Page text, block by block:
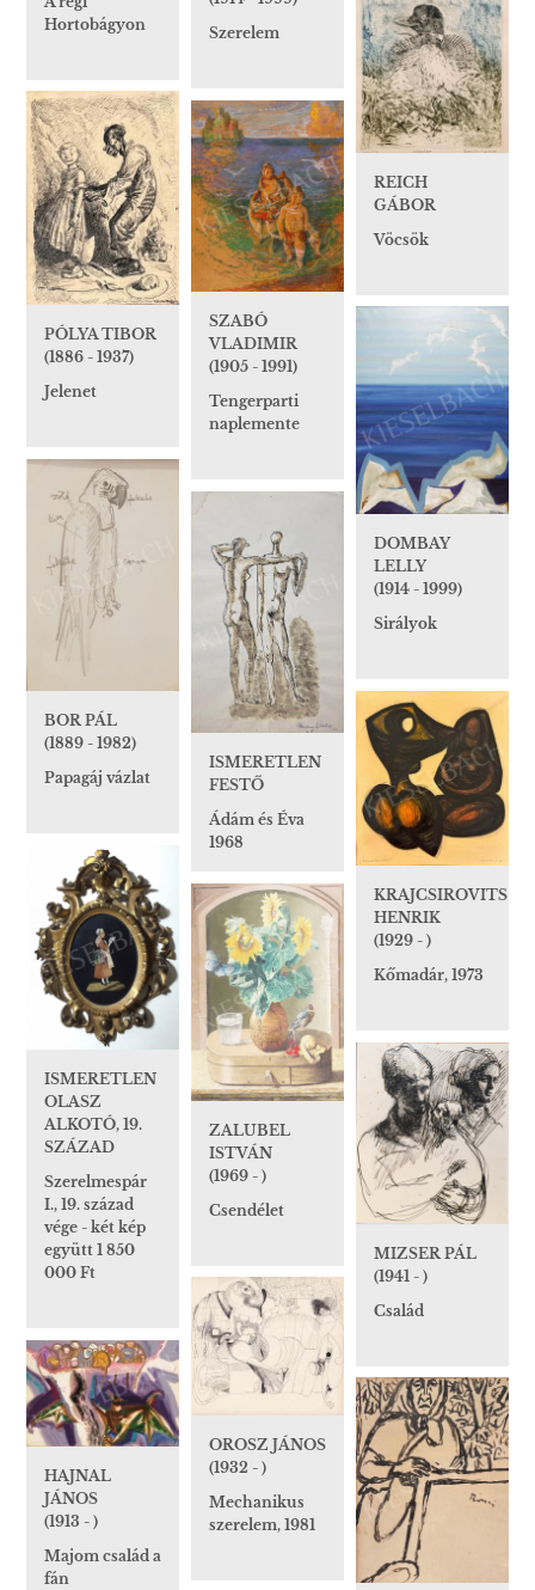
Hortobágyon
Szerelem
REICH
GÁBOR
Vöcsök
PÓLYA TIBOR
(1886 - 1937)
Jelenet
SZABÓ
VLADIMIR
(1905 - 1991)
Tengerparti
naplemente
DOMBAY
LELLY
(1914 - 1999)
Sirályok
BOR PÁL
(1889 - 1982)
Papagáj vázlat
ISMERETLEN
FESTŐ
Ádám és Éva
1968
KRAJCSIROVITS
HENRIK
(1929 - )
Kőmadár, 1973
ISMERETLEN
OLASZ
ALKOTÓ, 19.
SZÁZAD
Szerelmespár
I., 19. század
vége - két kép
együtt 1 850
000 Ft
ZALUBEL
ISTVÁN
(1969 - )
Csendélet
MIZSER PÁL
(1941 - )
Család
OROSZ JÁNOS
(1932 - )
Mechanikus
szerelem, 1981
HAJNAL
JÁNOS
(1913 - )
Majom család a
fán